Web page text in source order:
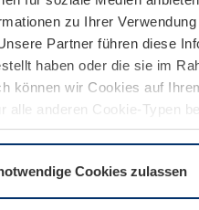
zu Ihrer
Partner führen diese
haben oder die sie im
können wir Cookies auf
alle anderen Cookie-Typen
auf der Seite
Cookies zulassen